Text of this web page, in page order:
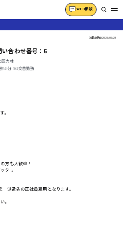
WEB相談
掲載更新日2026/06/23
合わせ番号：5
区大林
45分 ※2交替勤務
。
方も大歓迎！
タリ
派遣先の正社員雇用となります。
。